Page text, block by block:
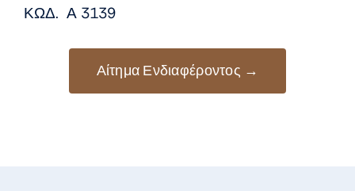
ΚΩΔ. Α 3139
Αίτημα Ενδιαφέροντος →